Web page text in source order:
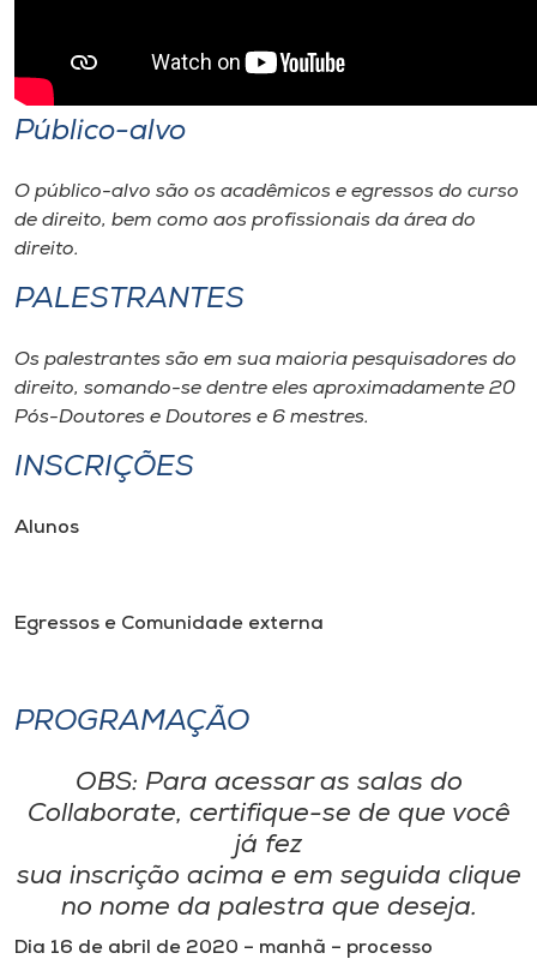
Público-alvo
O público-alvo são os acadêmicos e egressos do curso
de direito, bem como aos profissionais da área do
direito.
PALESTRANTES
Os palestrantes são em sua maioria pesquisadores do
direito, somando-se dentre eles aproximadamente 20
Pós-Doutores e Doutores e 6 mestres.
INSCRIÇÕES
Alunos
Egressos e Comunidade externa
PROGRAMAÇÃO
OBS: Para acessar as salas do
Collaborate, certifique-se de que você
já fez
sua inscrição acima e em seguida clique
no nome da palestra que deseja.
Dia 16 de abril de 2020 – manhã – processo